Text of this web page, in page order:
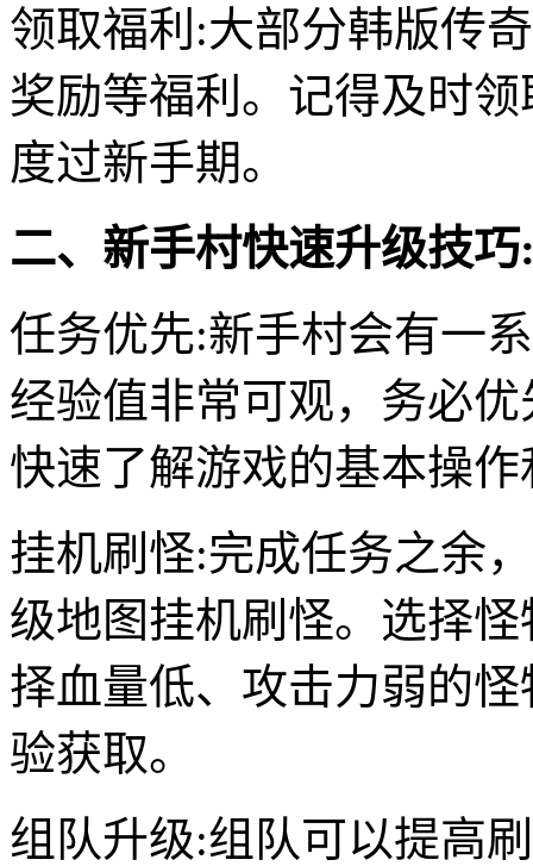
领取福利:大部分韩版传
奖励等福利。记得及时
度过新手期。
二、新手村快速升级技巧
任务优先:新手村会有一
经验值非常可观，务必
快速了解游戏的基本操
挂机刷怪:完成任务之余
级地图挂机刷怪。选择
择血量低、攻击力弱的
验获取。
组队升级:组队可以提高